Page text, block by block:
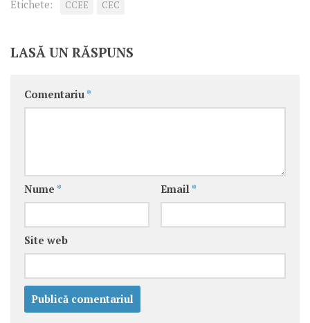
Etichete: CCEE CEC
LASĂ UN RĂSPUNS
Comentariu *
Nume * Email *
Site web